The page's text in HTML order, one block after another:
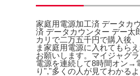
家庭用電源加工済 データカ
済 データカウンター デー太
カリで二万五千円で購入後
ま家庭用電源に入れてもら
お願いします。マイジャグ
電源を連続して8時間オン→
り","多くの人が見てわかる